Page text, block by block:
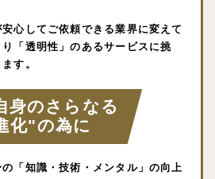
心してご依頼できる業界に変えて
「透明性」のあるサービスに挑
す。
身のさらなる
化"の為に
「知識・技術・メンタル」の向上